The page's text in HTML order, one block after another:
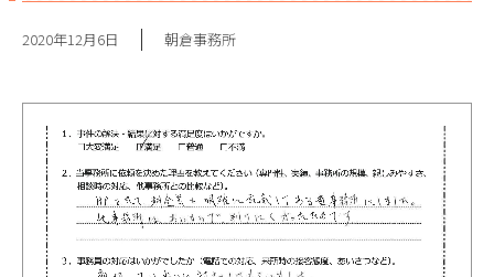
2020年12月6日 朝倉事務所